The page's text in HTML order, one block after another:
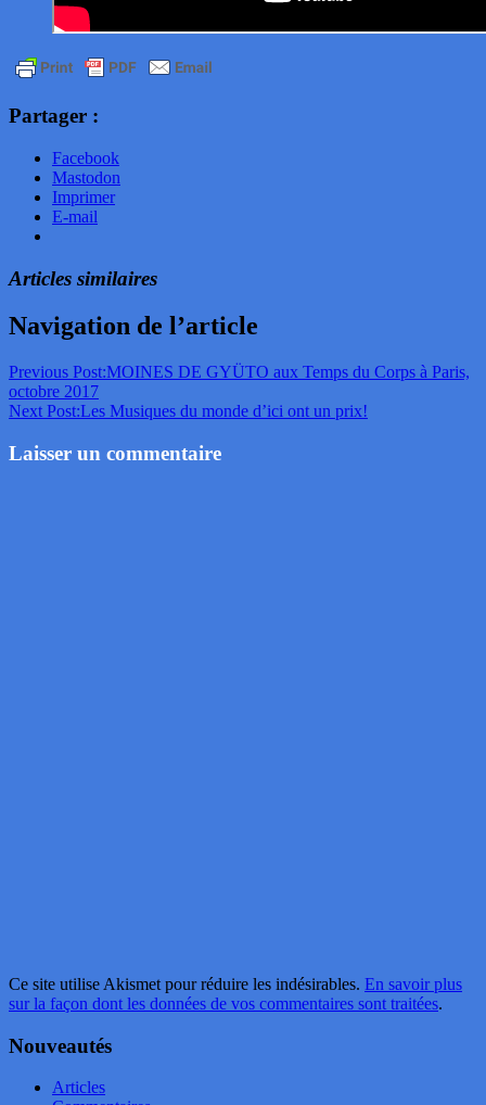
Partager :
Facebook
Mastodon
Imprimer
E-mail
Articles similaires
Navigation de l’article
Previous Post:MOINES DE GYÜTO aux Temps du Corps à Paris,
octobre 2017
Next Post:Les Musiques du monde d’ici ont un prix!
Laisser un commentaire
Ce site utilise Akismet pour réduire les indésirables. En savoir plus
sur la façon dont les données de vos commentaires sont traitées.
Nouveautés
Articles